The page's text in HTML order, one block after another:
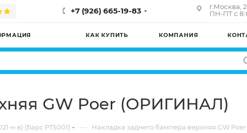
+7 (926) 665-19-83
г.Москва,
ПН-ПТ с
КАК КУПИТЬ КОМПАНИЯ
GW Poer (ОРИГИНАЛ)
н.в) (Барс PTS001) — Накладка заднего бампера верхняя GW